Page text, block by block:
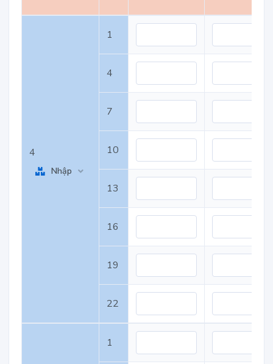
4
Nhập
1
4
7
10
13
16
19
22
1